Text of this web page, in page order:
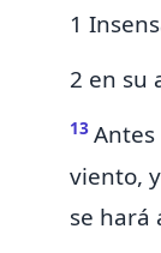
1
2 en su
13
viento,
se hará